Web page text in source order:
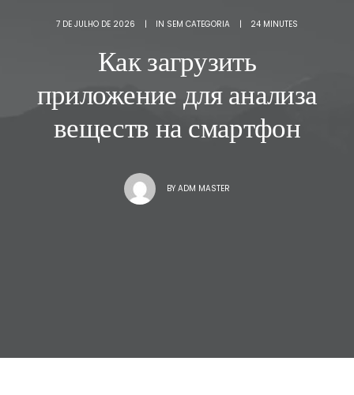
7 DE JULHO DE 2026 | IN SEM CATEGORIA | 24 MINUTES
Как загрузить
приложение для анализа
веществ на смартфон
BY ADM MASTER